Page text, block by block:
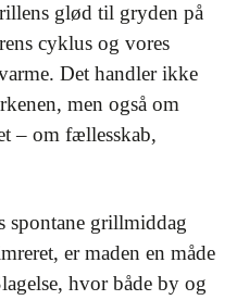
glød til gryden på
cyklus og vores
Det handler ikke
men også om
– om fællesskab,
spontane grillmiddag
er maden en måde
hvor både by og